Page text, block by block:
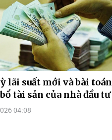
lãi suất mới và bài toán
tài sản của nhà đầu tư
04:08